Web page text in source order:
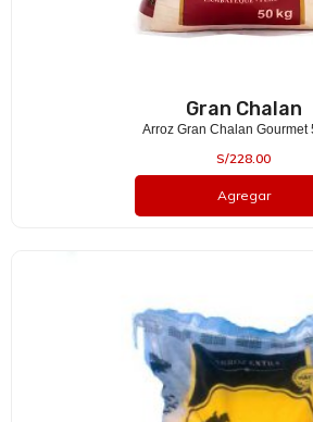
Gran Chalan
Arroz Gran Chalan Gourmet
S/228.00
Agregar